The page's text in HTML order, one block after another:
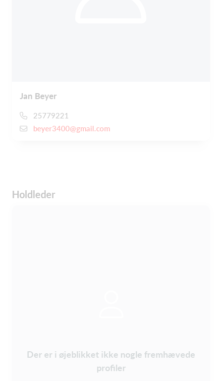
Jan Beyer
25779221
beyer3400@gmail.com
Holdleder
Der er i øjeblikket ikke nogle fremhævede
profiler